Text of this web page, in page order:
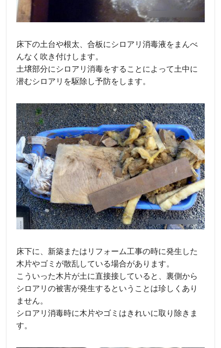
床下の土台や根太、合板にシロアリ消毒液をまんべ
んなく吹き付けします。
土壌部分にシロアリ消毒をすることによって土中に
潜むシロアリを駆除し予防をします。
床下に、新築またはリフォーム工事の時に発生した
木片やゴミが散乱している場合があります。
こういった木片が土に直接接していると、裏側から
シロアリの被害が発生するということは珍しくあり
ません。
シロアリ消毒時に木片やゴミはきれいに取り除きま
す。